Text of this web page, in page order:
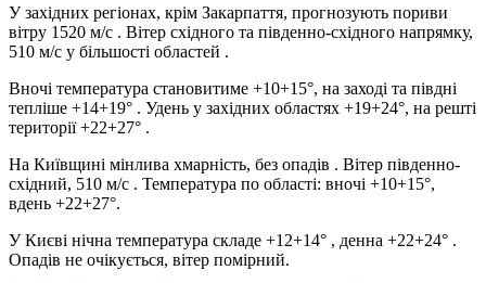
У західних регіонах, крім Закарпаття, прогнозують пориви
вітру 1520 м/с . Вітер східного та південно-східного напрямку,
510 м/с у більшості областей .
Вночі температура становитиме +10+15°, на заході та півдні
тепліше +14+19° . Удень у західних областях +19+24°, на решті
території +22+27° .
На Київщині мінлива хмарність, без опадів . Вітер південно-
східний, 510 м/с . Температура по області: вночі +10+15°,
вдень +22+27°.
У Києві нічна температура складе +12+14° , денна +22+24° .
Опадів не очікується, вітер помірний.